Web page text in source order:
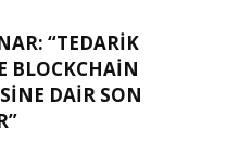
“TEDARIK
BLOCKCHAIN
DAIR SON